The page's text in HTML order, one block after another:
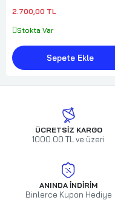
2.700,00 TL
Stokta Var
Sepete Ekle
ÜCRETSIZ KARGO
1000.00 TL ve üzeri
ANINDA İNDIRIM
Binlerce Kupon Hediye